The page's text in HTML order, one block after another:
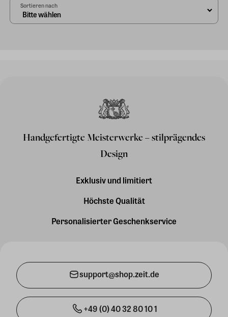
Sortieren nach
Handgefertigte Meisterwerke – stilprägendes
Design
Exklusiv und limitiert
Höchste Qualität
Personalisierter Geschenkservice
support@shop.zeit.de
+49 (0) 40 32 80 10 1